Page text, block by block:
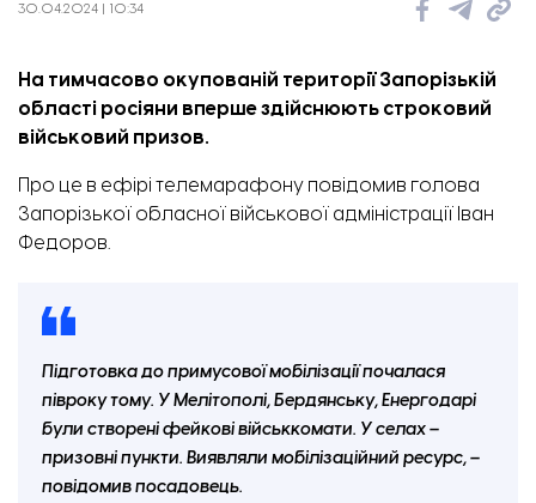
Про нас
30.04.2024 | 10:34
На тимчасово окупованій території Запорізькій
області росіяни вперше здійснюють строковий
військовий призов.
Про це в ефірі телемарафону повідомив голова
Запорізької обласної військової адміністрації Іван
Федоров.
Підготовка до примусової мобілізації почалася
півроку тому. У Мелітополі, Бердянську, Енергодарі
були створені фейкові військкомати. У селах –
призовні пункти. Виявляли мобілізаційний ресурс, –
повідомив посадовець.